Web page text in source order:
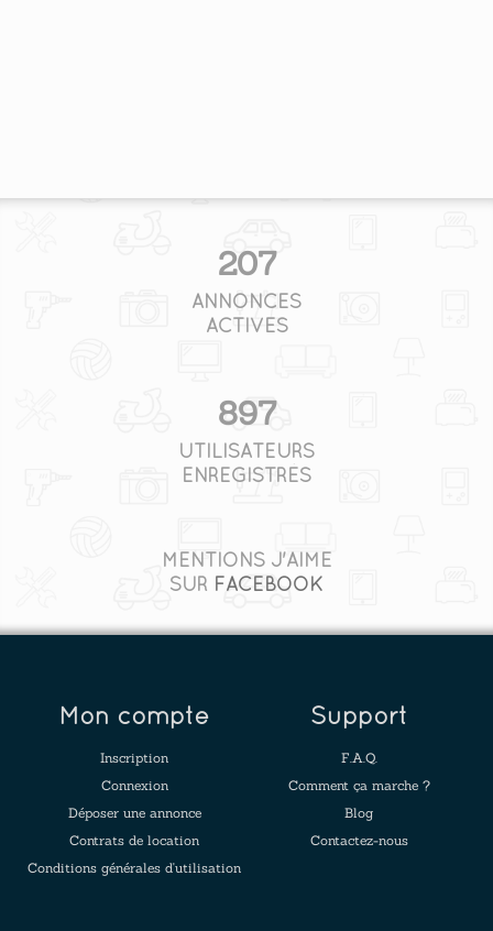
207
ANNONCES
ACTIVES
897
UTILISATEURS
ENREGISTRÉS
MENTIONS J'AIME
SUR FACEBOOK
Mon compte
Inscription
Connexion
Déposer une annonce
Contrats de location
Conditions générales d'utilisation
Support
F.A.Q.
Comment ça marche ?
Blog
Contactez-nous